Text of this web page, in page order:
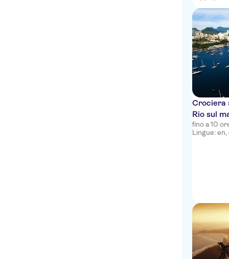
Crociera
Rio sul
fino a 10
Lingue: en,